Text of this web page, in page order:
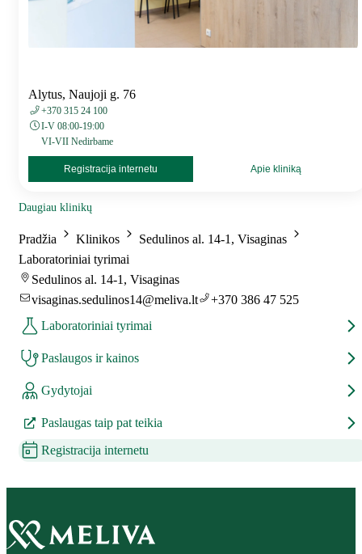
Alytus, Naujoji g. 76
+370 315 24 100
I-V 08:00-19:00
VI-VII Nedirbame
Registracija internetu Apie kliniką
Daugiau klinikų
Pradžia Klinikos
Sedulinos al. 14-1, Visaginas
Laboratoriniai tyrimai
Sedulinos al. 14-1, Visaginas
visaginas.sedulinos14@meliva.lt
+370 386 47 525
Laboratoriniai tyrimai
Paslaugos ir kainos
Gydytojai
Paslaugas taip pat teikia
Registracija internetu